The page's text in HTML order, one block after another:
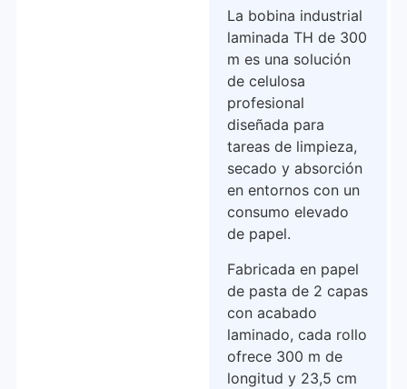
La bobina industrial
laminada TH de 300
m es una solución
de celulosa
profesional
diseñada para
tareas de limpieza,
secado y absorción
en entornos con un
consumo elevado
de papel.
Fabricada en papel
de pasta de 2 capas
con acabado
laminado, cada rollo
ofrece 300 m de
longitud y 23,5 cm